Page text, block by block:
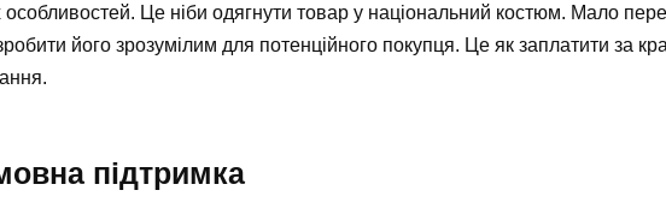
Це ніби одягнути товар у національний костюм. Мало
його зрозумілим для потенційного покупця. Це як заплатити за
підтримка